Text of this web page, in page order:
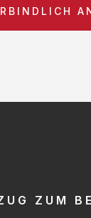
ZUM